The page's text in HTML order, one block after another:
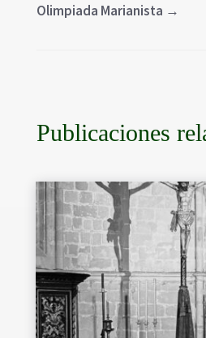
Olimpiada Marianista →
Publicaciones